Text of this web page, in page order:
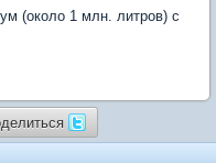
(около 1 млн. литров) с